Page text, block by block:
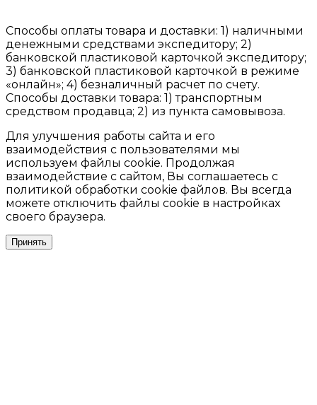
Способы оплаты товара и доставки: 1) наличными
денежными средствами экспедитору; 2)
банковской пластиковой карточкой экспедитору;
3) банковской пластиковой карточкой в режиме
«онлайн»; 4) безналичный расчет по счету.
Способы доставки товара: 1) транспортным
средством продавца; 2) из пункта самовывоза.
Для улучшения работы сайта и его
взаимодействия с пользователями мы
используем файлы cookie. Продолжая
взаимодействие с сайтом, Вы соглашаетесь с
политикой обработки cookie файлов. Вы всегда
можете отключить файлы cookie в настройках
своего браузера.
Принять